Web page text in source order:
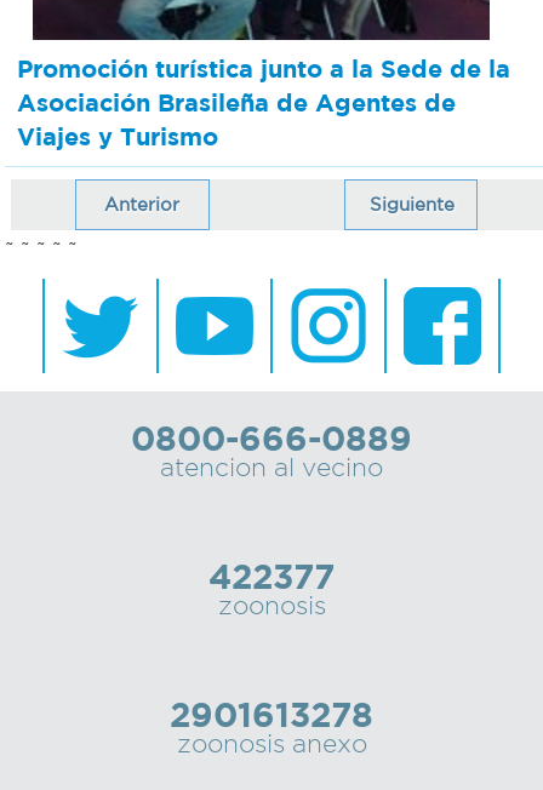
Promoción turística junto a la Sede de la
Asociación Brasileña de Agentes de
Viajes y Turismo
Anterior Siguiente
~ ~ ~ ~ ~
0800-666-0889
atencion al vecino
422377
zoonosis
2901613278
zoonosis anexo